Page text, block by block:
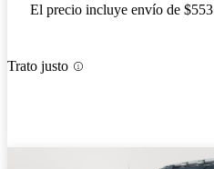
El precio incluye envío de $553
Trato justo